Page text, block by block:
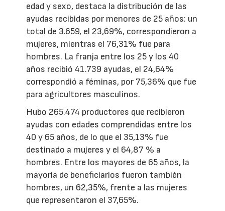
edad y sexo, destaca la distribución de las
ayudas recibidas por menores de 25 años: un
total de 3.659, el 23,69%, correspondieron a
mujeres, mientras el 76,31% fue para
hombres. La franja entre los 25 y los 40
años recibió 41.739 ayudas, el 24,64%
correspondió a féminas, por 75,36% que fue
para agricultores masculinos.
Hubo 265.474 productores que recibieron
ayudas con edades comprendidas entre los
40 y 65 años, de lo que el 35,13% fue
destinado a mujeres y el 64,87 % a
hombres. Entre los mayores de 65 años, la
mayoría de beneficiarios fueron también
hombres, un 62,35%, frente a las mujeres
que representaron el 37,65%.